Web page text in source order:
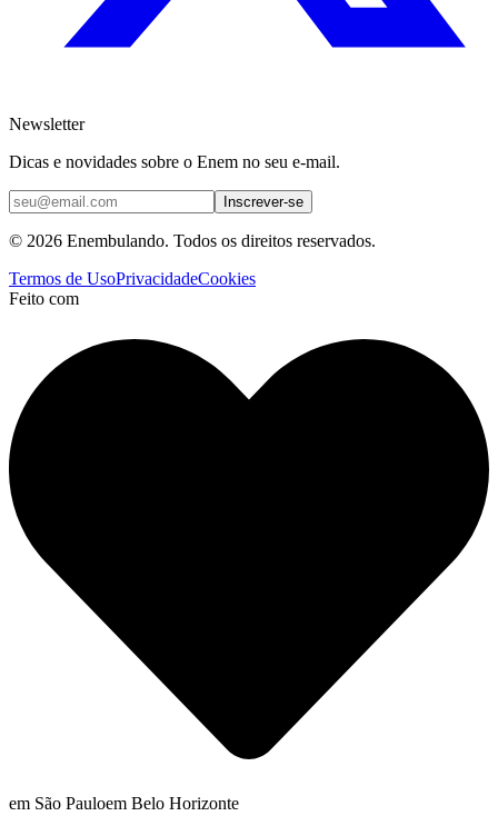
Newsletter
Dicas e novidades sobre o Enem no seu e-mail.
Inscrever-se
© 2026 Enembulando. Todos os direitos reservados.
Termos de UsoPrivacidadeCookies
Feito com
em São Pauloem Belo Horizonte